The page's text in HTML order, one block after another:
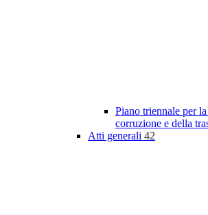
Piano triennale per
corruzione e della
Atti generali 42